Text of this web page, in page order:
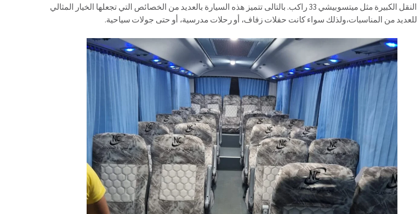
النقل الكبيرة مثل ميتسوبيشي 33 راكب. بالتالى تتميز هذه السيارة بالعديد من الخصائص التي تجعلها الخيار المثالي
للعديد من المناسبات،ولذلك سواء كانت حفلات زفاف، أو رحلات مدرسية، أو حتى جولات سياحية.